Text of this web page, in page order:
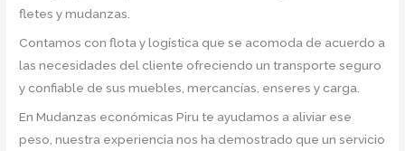
fletes y mudanzas.
Contamos con flota y logística que se acomoda de acuerdo a
las necesidades del cliente ofreciendo un transporte seguro
y confiable de sus muebles, mercancías, enseres y carga.
En Mudanzas económicas Piru te ayudamos a aliviar ese
peso, nuestra experiencia nos ha demostrado que un servicio